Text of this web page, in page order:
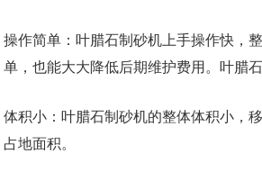
操作简单：叶腊石制砂机上手操作快，
单，也能大大降低后期维护费用。叶腊
体积小：叶腊石制砂机的整体体积小，
占地面积。